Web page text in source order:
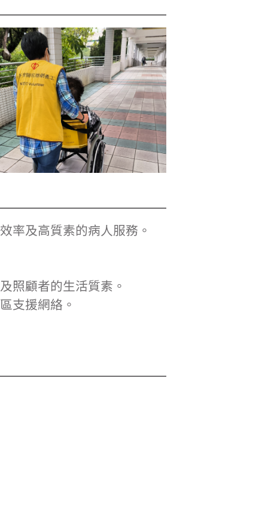
率及高質素的病人服務。
照顧者的生活質素。
支援網絡。